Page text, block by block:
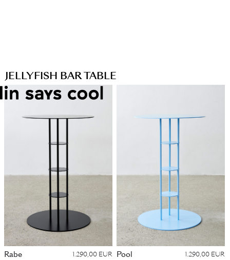
JELLYFISH BAR TABLE
Rabe 1.290,00 EUR Pool 1.290,00 EUR